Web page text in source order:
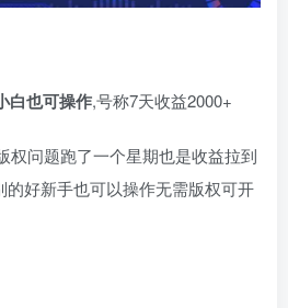
白也可操作,号称7天收益2000+
权问题跑了一个星期也是收益拉到
的好新手也可以操作无需版权可开